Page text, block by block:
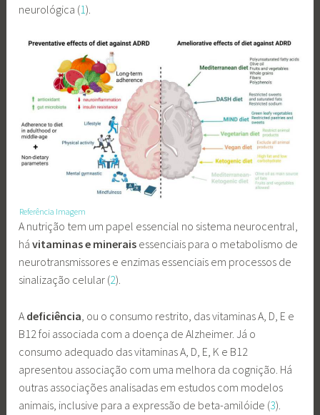
neurológica (1).
Referência Imagem
A nutrição tem um papel essencial no sistema neurocentral,
hávitaminas e minerais essenciais para o metabolismo de
neurotransmissores e enzimas essenciais em processos de
sinalização celular (2).
A deficiência , ou o consumo restrito, das vitaminas A, D, E e
B12 foi associada com a doença de Alzheimer. Já o
consumo adequado das vitaminas A, D, E, K e B12
apresentou associação com uma melhora da cognição. Há
outras associações analisadas em estudos com modelos
animais, inclusive para a expressão de beta-amilóide (3).